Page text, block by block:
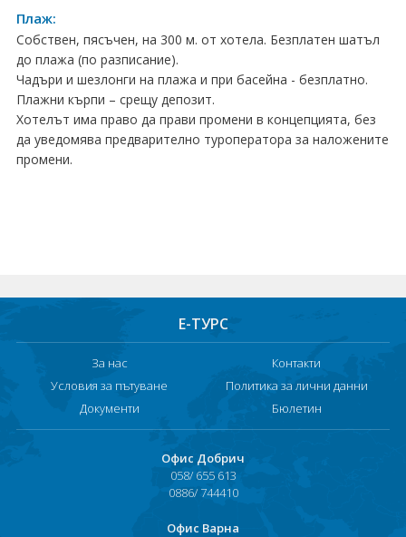
САМОЛЕТНИ БИЛЕТИ
ХОТЕЛИ
Хотели в България
Хотели в чужбина
Плаж:
Собствен, пясъчен, на 300 м. от хотела. Безплатен шатъл
до плажа (по разписание).
Чадъри и шезлонги на плажа и при басейна - безплатно.
Плажни кърпи – срещу депозит.
Хотелът има право да прави промени в концепцията, без
да уведомява предварително туроператора за наложените
промени.
Е-ТУРС
За нас
Контакти
Условия за пътуване
Политика за лични данни
Документи
Бюлетин
Офис Добрич
058/ 655 613
0886/ 744410
Офис Варна